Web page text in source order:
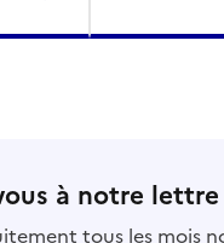
à notre
tous les mois